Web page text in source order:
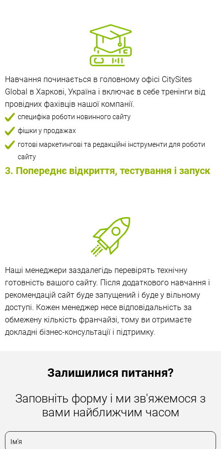
Навчання починається в головному офісі CitySites
Global в Харкові, Україна і включає в себе тренінги від
провідних фахівців нашої компанії.
специфіка роботи новинного сайту
фішки у продажах
готові маркетингові та редакційні інструменти для роботи
сайту
3. Попереднє відкриття, тестування і запуск
Наші менеджери заздалегідь перевірять технічну
готовність вашого сайту. Після додаткового навчання і
рекомендацій сайт буде запущений і буде у вільному
доступі. Кожен менеджер несе відповідальність за
обмежену кількість франчайзі, тому ви отримаєте
докладні бізнес-консультації і підтримку.
Залишилися питання?
Заповніть форму і ми зв'яжемося з
вами найближчим часом